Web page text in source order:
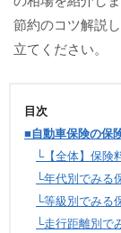
節約のコツ解説
立てください。
目次
■自動車保険の保
└【全体】保険
└年代別でみる
└等級別でみる
└走行距離別で